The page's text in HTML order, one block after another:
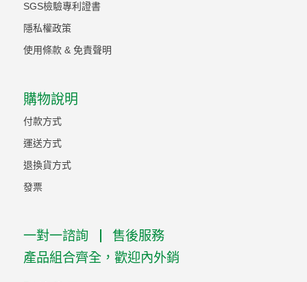
SGS檢驗專利證書
隱私權政策
使用條款 & 免責聲明
購物說明
付款方式
運送方式
退換貨方式
發票
一對一諮詢
售後服務
產品組合齊全，歡迎內外銷